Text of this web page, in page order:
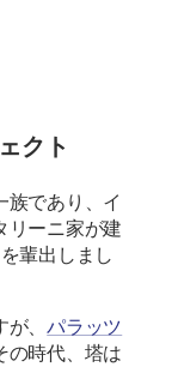
クト
族であり、イ
リーニ家が建
輩出しまし
が、パラッツ
の時代、塔は